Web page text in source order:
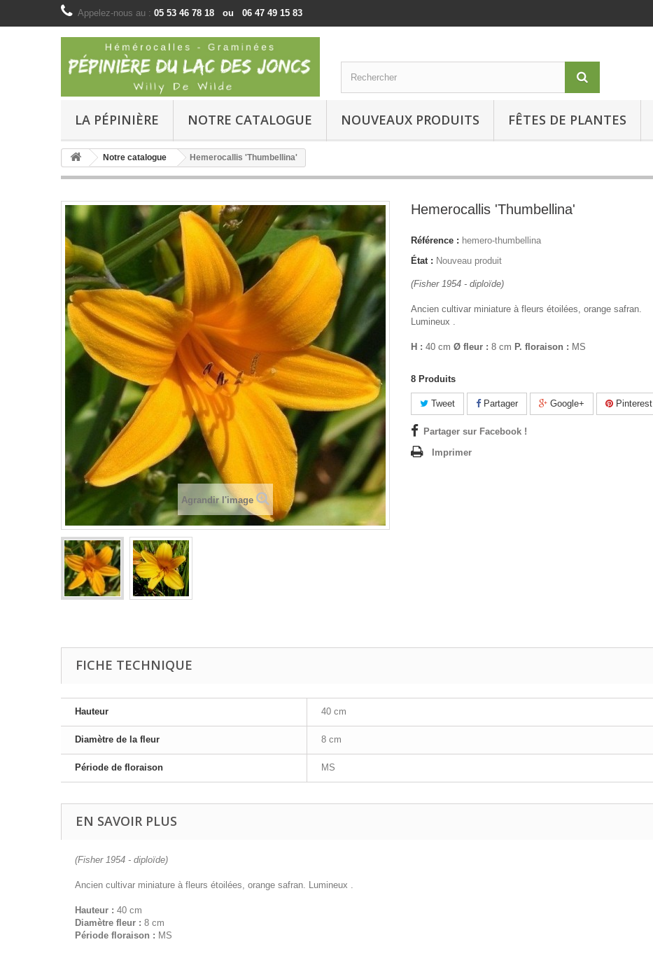
Appelez-nous au : 05 53 46 78 18 ou 06 47 49 15 83
LA PÉPINIÈRE NOTRE CATALOGUE NOUVEAUX PRODUITS FÊTES DE PLANTES
Notre catalogue Hemerocallis 'Thumbellina'
Agrandir l'image
Hemerocallis 'Thumbellina'
Référence : hemero-thumbellina
État : Nouveau produit
(Fisher 1954 - diploïde)
Ancien cultivar miniature à fleurs étoilées, orange safran.
Lumineux .
H : 40 cm Ø fleur : 8 cm P. floraison : MS
8 Produits
Tweet Partager Google+ Pinterest
Partager sur Facebook !
Imprimer
FICHE TECHNIQUE
Hauteur 40 cm
Diamètre de la fleur 8 cm
Période de floraison MS
EN SAVOIR PLUS
(Fisher 1954 - diploïde)
Ancien cultivar miniature à fleurs étoilées, orange safran. Lumineux .
Hauteur : 40 cm
Diamètre fleur : 8 cm
Période floraison : MS